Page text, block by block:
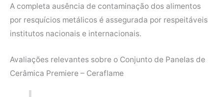
A completa ausência de contaminação dos alimentos
por resquícios metálicos é assegurada por respeitáveis
institutos nacionais e internacionais.
Avaliações relevantes sobre o Conjunto de Panelas de
Cerâmica Premiere – Ceraflame